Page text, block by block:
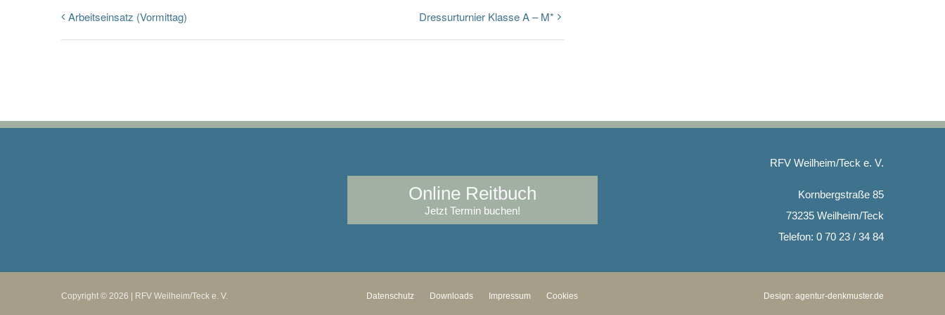
Arbeitseinsatz (Vormittag) Dressurturnier Klasse A – M*
Online Reitbuch
Jetzt Termin buchen!
RFV Weilheim/Teck e. V.
Kornbergstraße 85
73235 Weilheim/Teck
Telefon: 0 70 23 / 34 84
Copyright © 2026 | RFV Weilheim/Teck e. V. Datenschutz Downloads Impressum Cookies Design:agentur-denkmuster.de